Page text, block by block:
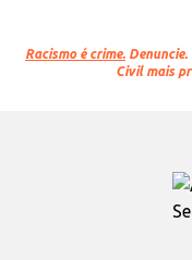
Racismo é crime.
Civil mais